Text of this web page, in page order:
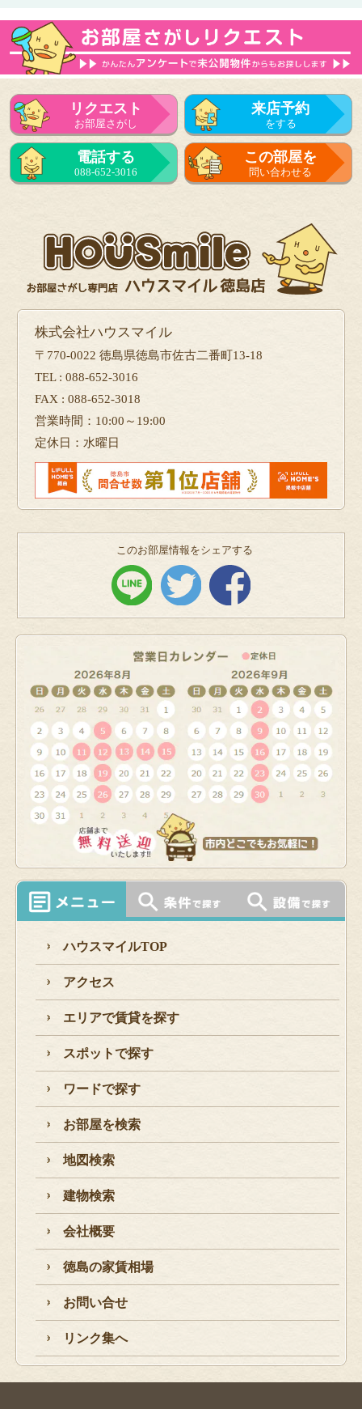
リクエスト
お部屋さがし
来店予約
をする
電話する
088-652-3016
この部屋を
問い合わせる
株式会社ハウスマイル
〒770-0022 徳島県徳島市佐古二番町13-18
TEL : 088-652-3016
FAX : 088-652-3018
営業時間：10:00～19:00
定休日：水曜日
このお部屋情報をシェアする
ハウスマイルTOP
アクセス
エリアで賃貸を探す
スポットで探す
ワードで探す
お部屋を検索
地図検索
建物検索
会社概要
徳島の家賃相場
お問い合せ
リンク集へ